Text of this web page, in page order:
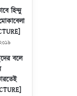
হিন্দু
বলে